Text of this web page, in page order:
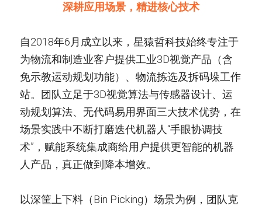
深耕应用场景，精进核心技术
自2018年6月成立以来，星猿哲科技始终专注于
为物流和制造业客户提供工业3D视觉产品（含
免示教运动规划功能）、物流拣选及拆码垛工作
站。团队立足于3D视觉算法与传感器设计、运
动规划算法、无代码易用界面三大技术优势，在
场景实践中不断打磨迭代机器人“手眼协调技
术”，赋能系统集成商给用户提供更智能的机器
人产品，真正做到降本增效。
以深筐上下料（Bin Picking）场景为例，团队克